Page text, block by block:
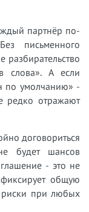
партнёр по-
письменного
разбирательство
слова». А если
по умолчанию» -
редко отражают
договориться
будет шансов
- это не
общую
при любых